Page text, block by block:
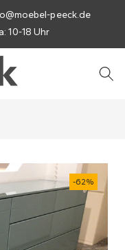
peeck.de
10-18 Uhr
-62%